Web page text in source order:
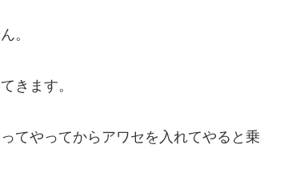
。
きます。
てやってからアワセを入れてやると乗